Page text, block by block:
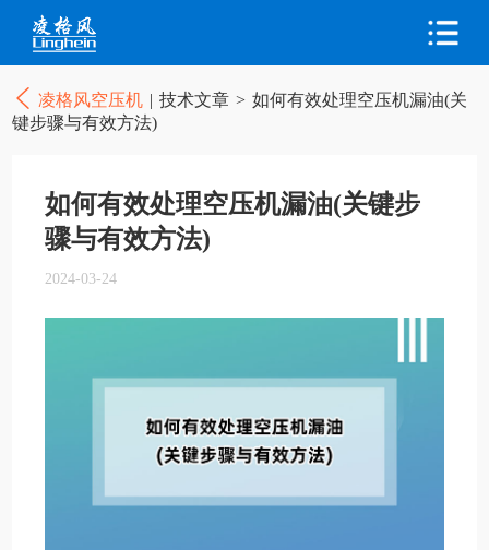
凌格风空压机 | 技术文章 > 如何有效处理空压机漏油(关
键步骤与有效方法)
如何有效处理空压机漏油(关键步
骤与有效方法)
2024-03-24